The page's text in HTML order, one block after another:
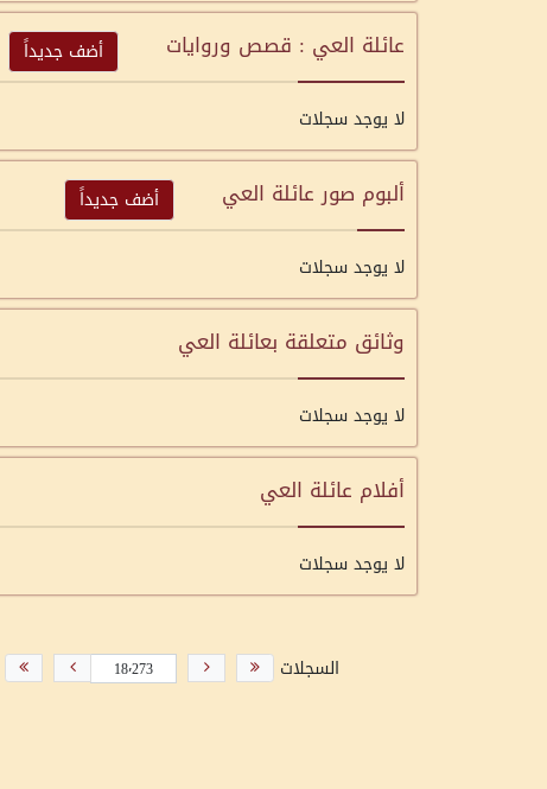
عائلة العي : قصص وروايات أضف جديداً
لا يوجد سجلات
ألبوم صور عائلة العي أضف جديداً
لا يوجد سجلات
وثائق متعلقة بعائلة العي
لا يوجد سجلات
أفلام عائلة العي
لا يوجد سجلات
السجلات